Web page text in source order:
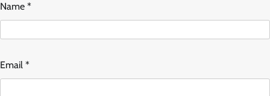
Name *
Email *